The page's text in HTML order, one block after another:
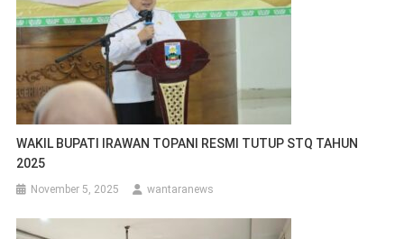
WAKIL BUPATI IRAWAN TOPANI RESMI TUTUP STQ TAHUN
2025
November 5, 2025 wantaranews